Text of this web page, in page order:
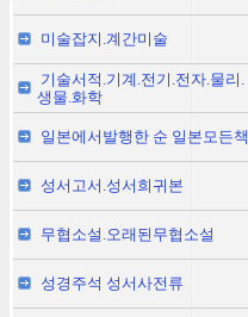
미술잡지.계간미술
기술서적.기계.전기.전자.물리.
생물.화학
일본에서발행한 순 일본모든책
성서고서.성서희귀본
무협소설.오래된무협소설
성경주석 성서사전류